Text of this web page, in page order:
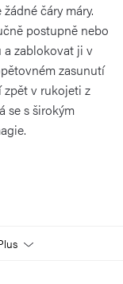
čáry máry.
postupně nebo
zablokovat ji v
zasunutí
zpět v rukojeti z
se s širokým